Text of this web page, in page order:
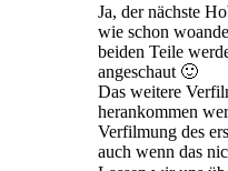
Ja, der nächste
wie schon
beiden Teile
angeschaut 🙂
Das weitere
herankommen
Verfilmung des
auch wenn das